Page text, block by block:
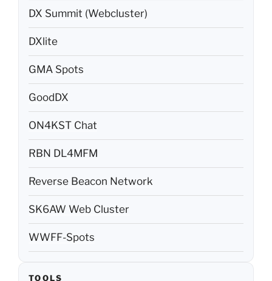
DX Summit (Webcluster)
DXlite
GMA Spots
GoodDX
ON4KST Chat
RBN DL4MFM
Reverse Beacon Network
SK6AW Web Cluster
WWFF-Spots